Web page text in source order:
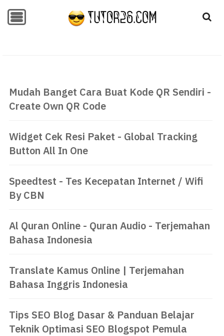
-->-->
Mudah Banget Cara Buat Kode QR Sendiri -
Create Own QR Code
Widget Cek Resi Paket - Global Tracking
Button All In One
Speedtest - Tes Kecepatan Internet / Wifi
By CBN
Al Quran Online - Quran Audio - Terjemahan
Bahasa Indonesia
Translate Kamus Online | Terjemahan
Bahasa Inggris Indonesia
Tips SEO Blog Dasar & Panduan Belajar
Teknik Optimasi SEO Blogspot Pemula